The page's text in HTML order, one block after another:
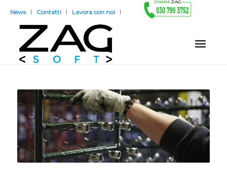
News Contatti Lavora con noi